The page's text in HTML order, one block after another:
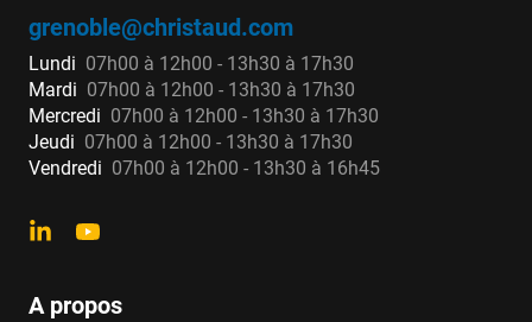
grenoble@christaud.com
Lundi 07h00 à 12h00 - 13h30 à 17h30
Mardi 07h00 à 12h00 - 13h30 à 17h30
Mercredi 07h00 à 12h00 - 13h30 à 17h30
Jeudi 07h00 à 12h00 - 13h30 à 17h30
Vendredi 07h00 à 12h00 - 13h30 à 16h45
A propos